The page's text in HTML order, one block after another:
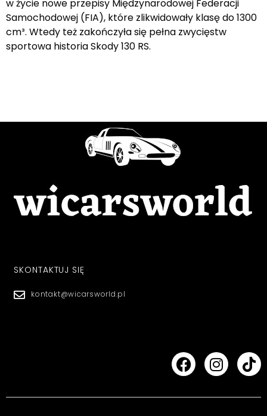
w życie nowe przepisy Międzynarodowej Federacji
Samochodowej (FIA), które zlikwidowały klasę do 1300
cm³. Wtedy też zakończyła się pełna zwycięstw
sportowa historia Skody 130 RS.
SKONTAKTUJ SIĘ
kontakt@wicarsworld.pl